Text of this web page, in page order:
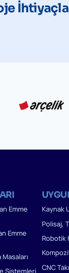
Emme
Emme
Sistemleri
Kaynak
Polisaj,
Robotik
CNC